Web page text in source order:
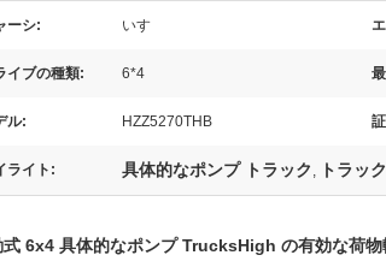
ーシ: いすゞ
イブの種類: 6*4
ル: HZZ5270THB
ライト: 具体的なポンプ トラック , トラッ
式 6x4 具体的なポンプ TrucksHigh の有効な荷